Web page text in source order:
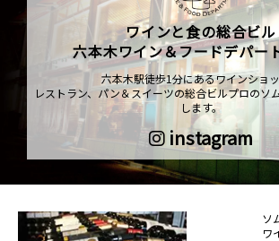
ワインと食の総合ビル
六本木ワイン＆フードデパー
六本木駅徒歩1分にあるワインショッ
レストラン、パン＆スイーツの総合ビルプロのソ
します。
instagram
ソ
ワ